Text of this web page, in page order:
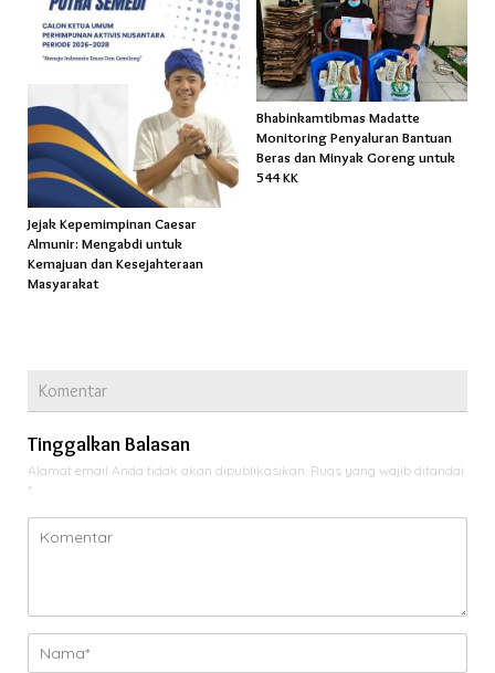
Jejak Kepemimpinan Caesar
Almunir: Mengabdi untuk
Kemajuan dan Kesejahteraan
Masyarakat
Bhabinkamtibmas Madatte
Monitoring Penyaluran Bantuan
Beras dan Minyak Goreng untuk
544 KK
Komentar
Tinggalkan Balasan
Alamat email Anda tidak akan dipublikasikan. Ruas yang wajib ditandai
*